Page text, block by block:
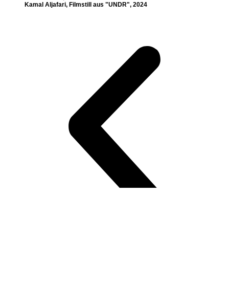
Kamal Aljafari, Filmstill aus "UNDR", 2024